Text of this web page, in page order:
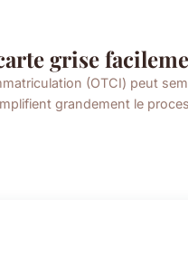
grise
(OTCI) peut
grandement le